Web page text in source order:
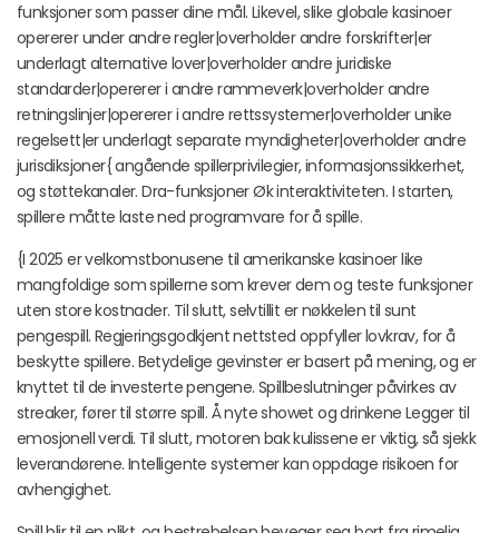
funksjoner som passer dine mål. Likevel, slike globale kasinoer
opererer under andre regler|overholder andre forskrifter|er
underlagt alternative lover|overholder andre juridiske
standarder|opererer i andre rammeverk|overholder andre
retningslinjer|opererer i andre rettssystemer|overholder unike
regelsett|er underlagt separate myndigheter|overholder andre
jurisdiksjoner{ angående spillerprivilegier, informasjonssikkerhet,
og støttekanaler. Dra-funksjoner Øk interaktiviteten. I starten,
spillere måtte laste ned programvare for å spille.
{I 2025 er velkomstbonusene til amerikanske kasinoer like
mangfoldige som spillerne som krever dem og teste funksjoner
uten store kostnader. Til slutt, selvtillit er nøkkelen til sunt
pengespill. Regjeringsgodkjent nettsted oppfyller lovkrav, for å
beskytte spillere. Betydelige gevinster er basert på mening, og er
knyttet til de investerte pengene. Spillbeslutninger påvirkes av
streaker, fører til større spill. Å nyte showet og drinkene Legger til
emosjonell verdi. Til slutt, motoren bak kulissene er viktig, så sjekk
leverandørene. Intelligente systemer kan oppdage risikoen for
avhengighet.